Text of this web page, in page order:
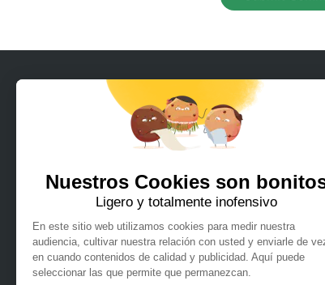
Con Rodeeo, alquila en unos pocos
los medios de movilidad terrestre o
que puedas imaginar.
Español Français